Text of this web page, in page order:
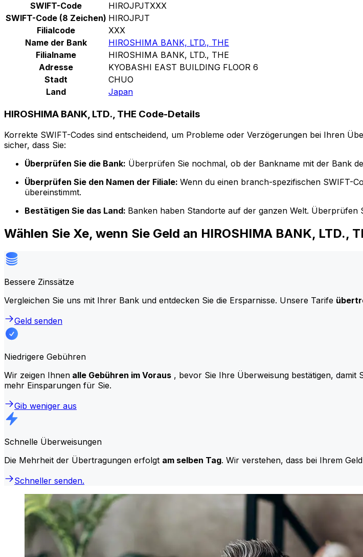
SWIFT-Code
HIROJPJTXXX
SWIFT-Code (8 Zeichen) HIROJPJT
Filialcode
XXX
Name der Bank
HIROSHIMA BANK, LTD., THE
Filialname
HIROSHIMA BANK, LTD., THE
Adresse
KYOBASHI EAST BUILDING FLOOR 6
Stadt
CHUO
Land
Japan
HIROSHIMA BANK, LTD., THE Code-Details
Korrekte SWIFT-Codes sind entscheidend, um Probleme oder Verzögerungen bei Ihren
sicher, dass Sie:
Überprüfen Sie die Bank: Überprüfen Sie nochmal, ob der Bankname mit der Bank
Überprüfen Sie den Namen der Filiale: Wenn du einen branch-spezifischen SWIFT-
übereinstimmt.
Bestätigen Sie das Land: Banken haben Standorte auf der ganzen Welt. Überprüfen
Wählen Sie Xe, wenn Sie Geld an HIROSHIMA BANK, LTD.,
Bessere Zinssätze
Vergleichen Sie uns mit Ihrer Bank und entdecken Sie die Ersparnisse. Unsere Tarife
Geld senden
Niedrigere Gebühren
Wir zeigen Ihnen alle Gebühren im Voraus , bevor Sie Ihre Überweisung bestätigen, damit
mehr Einsparungen für Sie.
Gib weniger aus
Schnelle Überweisungen
Die Mehrheit der Übertragungen erfolgt am selben Tag. Wir verstehen, dass bei Ihrem
Schneller senden.